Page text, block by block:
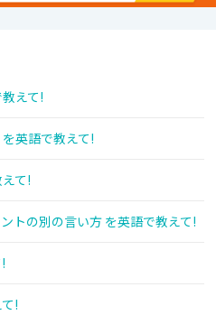
えて!
英語で教えて!
て!
トの別の言い方 を英語で教えて!
!